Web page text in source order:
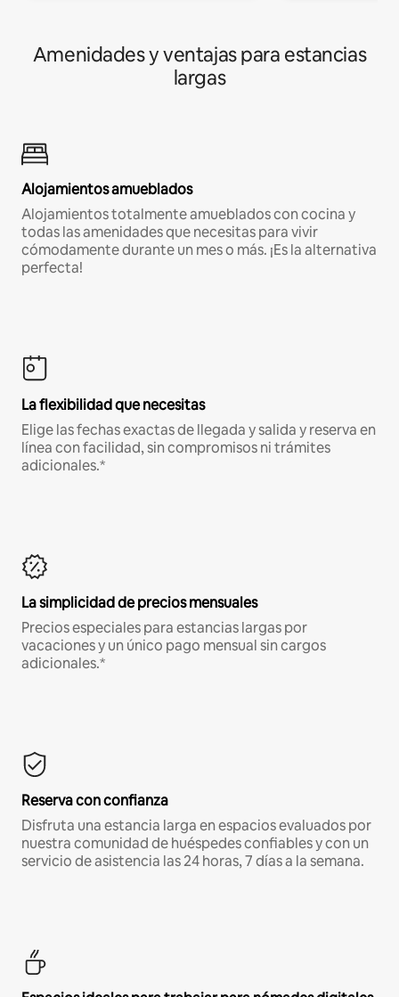
Amenidades y ventajas para estancias
largas
Alojamientos amueblados
Alojamientos totalmente amueblados con cocina y
todas las amenidades que necesitas para vivir
cómodamente durante un mes o más. ¡Es la alternativa
perfecta!
La flexibilidad que necesitas
Elige las fechas exactas de llegada y salida y reserva en
línea con facilidad, sin compromisos ni trámites
adicionales.*
La simplicidad de precios mensuales
Precios especiales para estancias largas por
vacaciones y un único pago mensual sin cargos
adicionales.*
Reserva con confianza
Disfruta una estancia larga en espacios evaluados por
nuestra comunidad de huéspedes confiables y con un
servicio de asistencia las 24 horas, 7 días a la semana.